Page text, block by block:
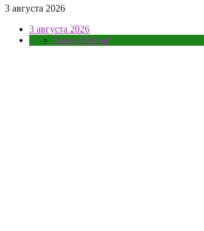
3 августа 2026
3 августа 2026
State-of-the-art